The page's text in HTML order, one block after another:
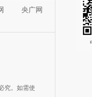
央广网
究。如需使